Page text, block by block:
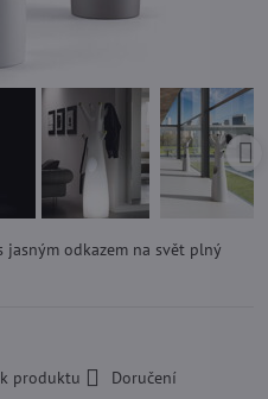
jasným odkazem na svět plný
produktu
Doručení